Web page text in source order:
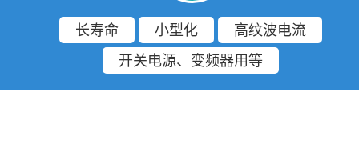
长寿命 小型化
高纹波电流
开关电源、变频器用等